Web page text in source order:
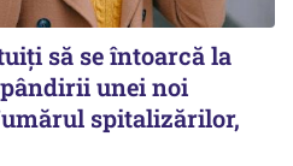
să se întoarcă la
unei noi
spitalizărilor,